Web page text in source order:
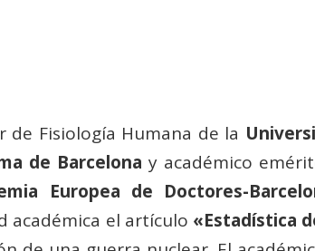
de Fisiología Humana de la Unive
de Barcelona y académico
Europea de Doctores-
académica el artículo «Estadística